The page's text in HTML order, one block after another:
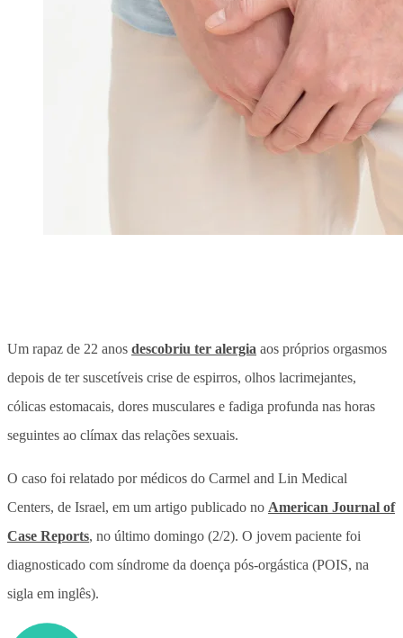
Um rapaz de 22 anos descobriu ter alergia aos próprios orgasmos
depois de ter suscetíveis crise de espirros, olhos lacrimejantes,
cólicas estomacais, dores musculares e fadiga profunda nas horas
seguintes ao clímax das relações sexuais.
O caso foi relatado por médicos do Carmel and Lin Medical
Centers, de Israel, em um artigo publicado no American Journal of
Case Reports, no último domingo (2/2). O jovem paciente foi
diagnosticado com síndrome da doença pós-orgástica (POIS, na
sigla em inglês).